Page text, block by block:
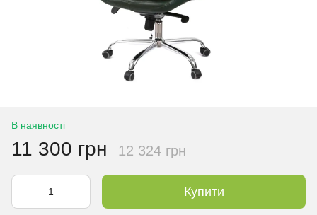
В наявності
11 300 грн 12 324 грн
Купити